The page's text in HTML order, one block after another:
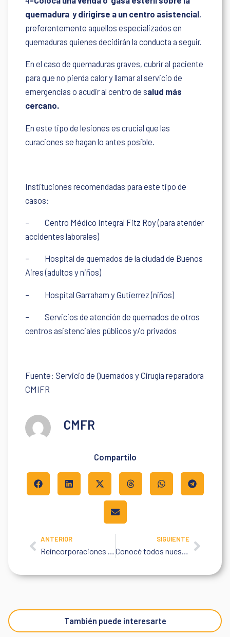
quemadura y dirigirse a un centro asistencial,
preferentemente aquellos especializados en
quemaduras quienes decidirán la conducta a seguir.
En el caso de quemaduras graves, cubrir al paciente
para que no pierda calor y llamar al servicio de
emergencias o acudir al centro de salud más
cercano.
En este tipo de lesiones es crucial que las
curaciones se hagan lo antes posible.
Instituciones recomendadas para este tipo de
casos:
–
Centro Médico Integral Fitz Roy (para atender
accidentes laborales)
–
Hospital de quemados de la ciudad de Buenos
Aires (adultos y niños)
– Hospital Garraham y Gutierrez (niños)
–
Servicios de atención de quemados de otros
centros asistenciales públicos y/o privados
Fuente: Servicio de Quemados y Cirugía reparadora
CMIFR
CMFR
Compartilo
Prev
ANTERIOR
Reincorporaciones en pandemia: exámenes por ausencia prolongada
SIGUIENTE
Conocé todos nuestros exámenes en saludNext
También puede interesarte